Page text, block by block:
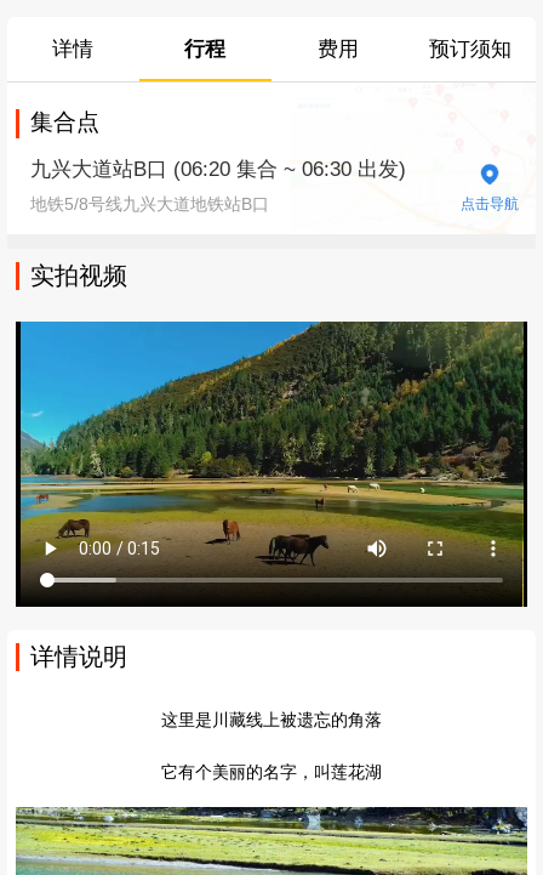
详情 行程 费用 预订须知
集合点
九兴大道站B口 (06:20 集合 ~ 06:30 出发)
地铁5/8号线九兴大道地铁站B口 点击导航
实拍视频
详情说明
这里是川藏线上被遗忘的角落
它有个美丽的名字，叫莲花湖